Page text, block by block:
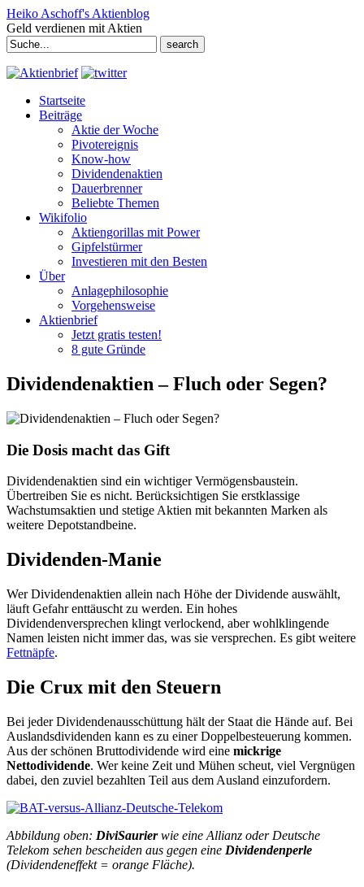
Heiko Aschoff's Aktienblog
Geld verdienen mit Aktien
Search
for:
Startseite
Beiträge
Aktie der Woche
Pivotereignis
Know-how
Dividendenaktien
Dauerbrenner
Beliebte Themen
Wikifolio
Aktiengorillas mit Power
Gipfelstürmer
Investieren mit den Besten
Über
Anlagephilosophie
Vorgehensweise
Aktienbrief
Jetzt gratis testen!
8 gute Gründe
Dividendenaktien – Fluch oder Segen?
Die Dosis macht das Gift
Dividendenaktien sind ein wichtiger Vermögensbaustein.
Übertreiben Sie es nicht. Berücksichtigen Sie erstklassige
Wachstumsaktien und stetige Aktien mit bekannten Marken als
weitere Depotstandbeine.
Dividenden-Manie
Wer Dividendenaktien allein nach Höhe der Dividende auswählt,
läuft Gefahr enttäuscht zu werden. Ein hohes
Dividendenversprechen klingt verlockend, aber wohlklingende
Namen leisten nicht immer das, was sie versprechen. Es gibt weitere
Fettnäpfe.
Die Crux mit den Steuern
Bei jeder Dividendenausschüttung hält der Staat die Hände auf. Bei
Auslandsdividenden kann es zu einer Doppelbesteuerung kommen.
Aus der schönen Bruttodividende wird eine mickrige
Nettodividende. Wer keine Zeit und Mühen scheut, viel Vergnügen
dabei, den zuviel bezahlten Teil aus dem Ausland einzufordern.
Abbildung oben: DiviSaurierwie eine Allianz oder Deutsche
Telekom sehen bescheiden aus gegen eine Dividendenperle
(Dividendeneffekt = orange Fläche).